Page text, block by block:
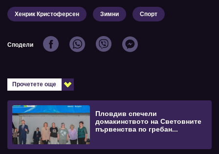
Хенрик Кристоферсен Зимни Спорт
Сподели
Прочетете още
Пловдив спечели
домакинството на Световните
първенства по гребан...